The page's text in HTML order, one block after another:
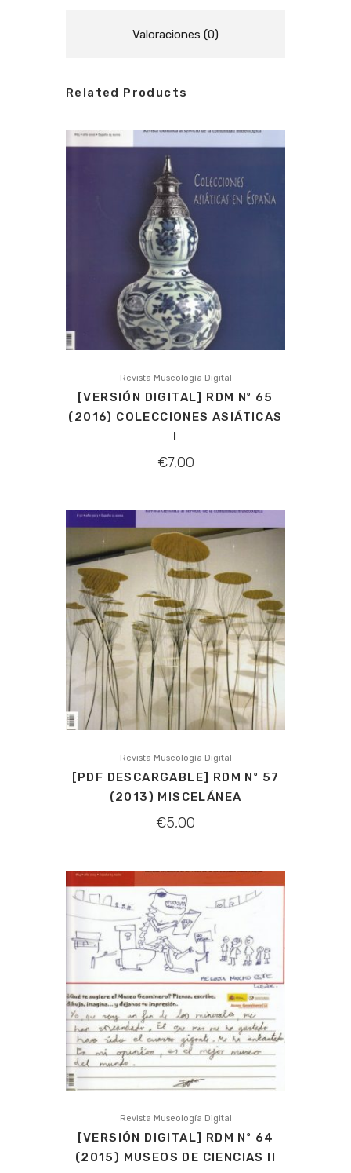
Valoraciones (0)
Related Products
Revista Museología Digital
[VERSIÓN DIGITAL] RDM Nº 65
(2016) COLECCIONES ASIÁTICAS
I
€7,00
Revista Museología Digital
[PDF DESCARGABLE] RDM Nº 57
(2013) MISCELÁNEA
€5,00
Revista Museología Digital
[VERSIÓN DIGITAL] RDM Nº 64
(2015) MUSEOS DE CIENCIAS II